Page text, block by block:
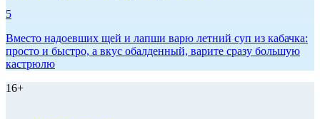
5
Вместо надоевших щей и лапши варю летний суп из кабачка:
просто и быстро, а вкус обалденный, варите сразу большую
кастрюлю
16+